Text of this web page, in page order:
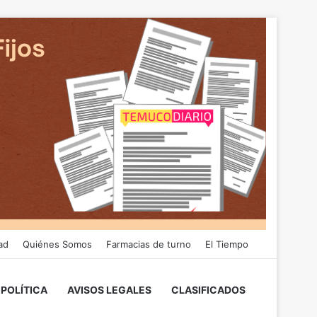
Quiénes Somos Farmacias de turno El Tiempo
POLÍTICA AVISOS LEGALES CLASIFICADOS